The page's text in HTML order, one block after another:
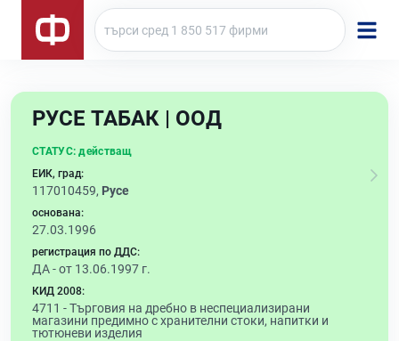
РУСЕ ТАБАК | ООД
СТАТУС: действащ
ЕИК, град:
117010459, Русе
основана:
27.03.1996
регистрация по ДДС:
ДА - от 13.06.1997 г.
КИД 2008:
4711 -Търговия на дребно в неспециализирани
магазини предимно с хранителни стоки, напитки и
тютюневи изделия